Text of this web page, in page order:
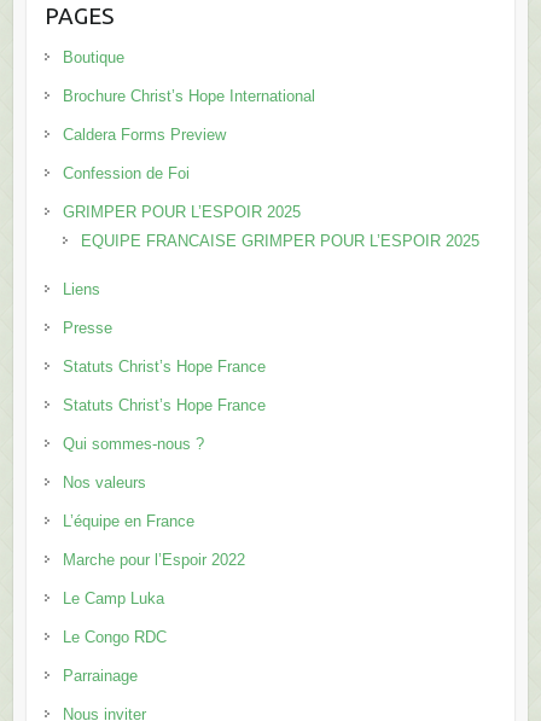
PAGES
Boutique
Brochure Christ’s Hope International
Caldera Forms Preview
Confession de Foi
GRIMPER POUR L’ESPOIR 2025
EQUIPE FRANCAISE GRIMPER POUR L’ESPOIR 2025
Liens
Presse
Statuts Christ’s Hope France
Statuts Christ’s Hope France
Qui sommes-nous ?
Nos valeurs
L’équipe en France
Marche pour l’Espoir 2022
Le Camp Luka
Le Congo RDC
Parrainage
Nous inviter